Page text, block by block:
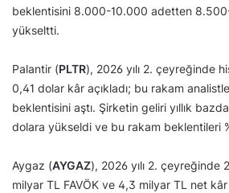
beklentisini 8.000-10.000 adetten
yükseltti.
Palantir (PLTR), 2026 yılı 2. çeyreğinde
0,41 dolar kâr açıkladı; bu rakam
beklentisini aştı. Şirketin geliri yıllık
dolara yükseldi ve bu rakam beklentileri
Aygaz (AYGAZ), 2026 yılı 2. çeyreğinde
milyar TL FAVÖK ve 4,3 milyar TL net kâr